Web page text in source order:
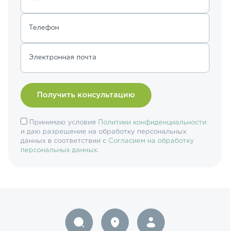
Телефон
Электронная почта
Принимаю условия
Политики конфиденциальности
и даю разрешение на обработку персональных
данных в соответствии с Согласием на обработку
персональных данных.